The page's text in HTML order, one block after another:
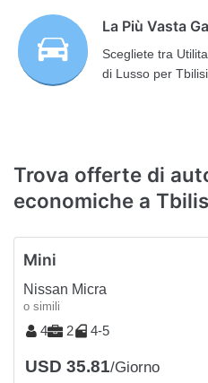
La Più Vasta
Scegliete tra
di Lusso per Tbilisi
Trova offerte di
economiche a
Mini
Nissan Micra
o simili
4 2 4-5
USD 35.81/Giorno